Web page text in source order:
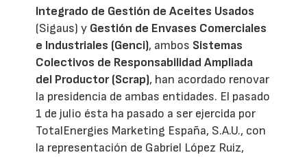
Integrado de Gestión de Aceites Usados
(Sigaus) y Gestión de Envases Comerciales
e Industriales (Genci), ambos Sistemas
Colectivos de Responsabilidad Ampliada
del Productor (Scrap), han acordado renovar
la presidencia de ambas entidades. El pasado
1 de julio ésta ha pasado a ser ejercida por
TotalEnergies Marketing España, S.A.U., con
la representación de Gabriel López Ruiz,